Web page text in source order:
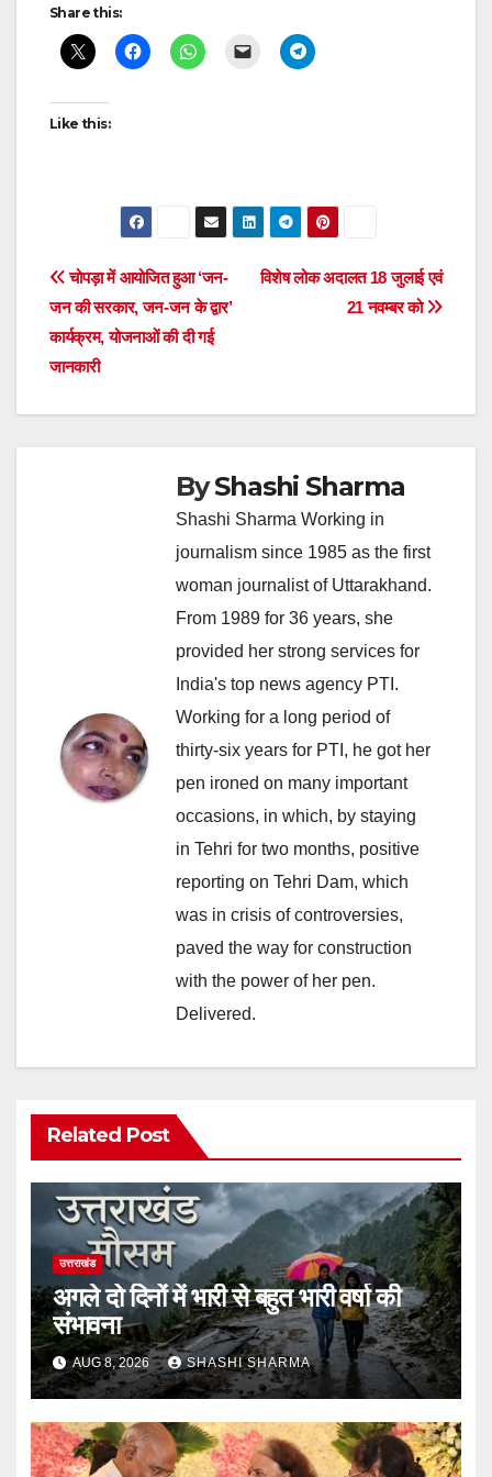
navigation
Share this:
Like this:
Post
navigation
विशेष लोक अदालत 18 जुलाई एवं
21 नवम्बर को
चोपड़ा में आयोजित हुआ ‘जन-
जन की सरकार, जन-जन के द्वार’
कार्यक्रम, योजनाओं की दी गई
जानकारी
ByShashi Sharma
Shashi Sharma Working in
journalism since 1985 as the first
woman journalist of Uttarakhand.
From 1989 for 36 years, she
provided her strong services for
India's top news agency PTI.
Working for a long period of
thirty-six years for PTI, he got her
pen ironed on many important
occasions, in which, by staying
in Tehri for two months, positive
reporting on Tehri Dam, which
was in crisis of controversies,
paved the way for construction
with the power of her pen.
Delivered.
Related Post
उत्तराखंड
अगले दो दिनों में भारी से बहुत भारी वर्षा की
संभावना
AUG 8, 2026 SHASHI SHARMA